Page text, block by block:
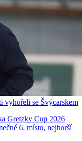
vyhořeli se Švýcarskem
Gretzky Cup 2026
6. místo, nejhorší